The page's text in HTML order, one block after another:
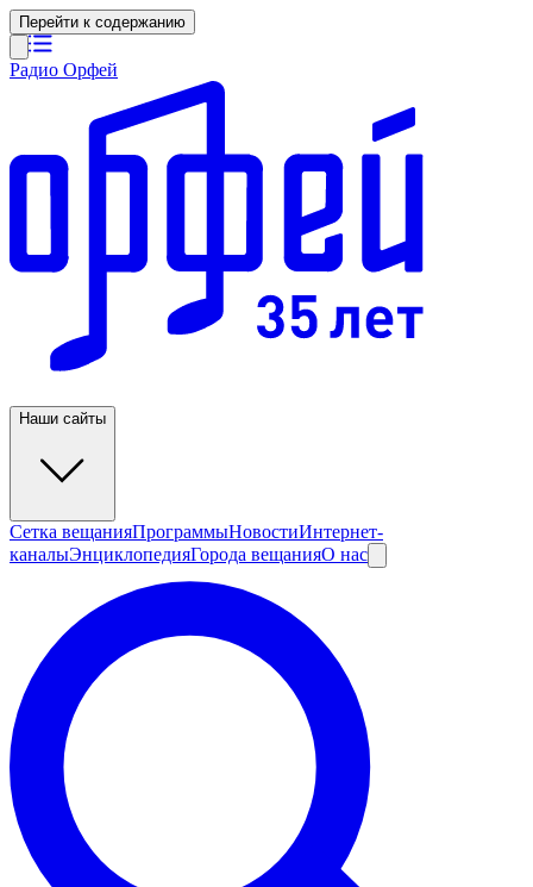
Перейти к содержанию
Радио Орфей
Наши сайты
Сетка вещанияПрограммыНовостиИнтернет-
каналыЭнциклопедияГорода вещанияО нас